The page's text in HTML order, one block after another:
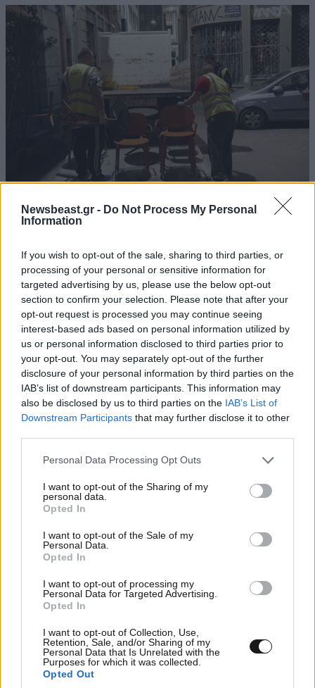
Newsbeast.gr - Do Not Process My Personal
Information
If you wish to opt-out of the sale, sharing to third parties, or
processing of your personal or sensitive information for
targeted advertising by us, please use the below opt-out
section to confirm your selection. Please note that after your
opt-out request is processed you may continue seeing
interest-based ads based on personal information utilized by
us or personal information disclosed to third parties prior to
your opt-out. You may separately opt-out of the further
disclosure of your personal information by third parties on the
IAB’s list of downstream participants. This information may
also be disclosed by us to third parties on the IAB’s List of
Downstream Participants that may further disclose it to other
Please note that this website/app uses one or more Google
not limited to your visit or usage behaviour. You may click to
grant or deny consent to Google and its third-party tags to
use your data for below specified purposes in below Google
consent section.
Personal Data Processing Opt Outs
I want to opt-out of the Sharing of my
personal data.
Opted In
I want to opt-out of the Sale of my
Personal Data.
Opted In
I want to opt-out of processing my
Personal Data for Targeted Advertising.
Opted In
I want to opt-out of Collection, Use,
Retention, Sale, and/or Sharing of my
Personal Data that Is Unrelated with the
Purposes for which it was collected.
Opted Out
Δήμος Αθηναίων: Μηδενική ανοχή στα
ελέγχους
Πυρά κατά Μητσοτάκη από την ΕΛ.ΑΣ.:
«Ξαναπαρουσιάζει ως νέο σχέδιο τις